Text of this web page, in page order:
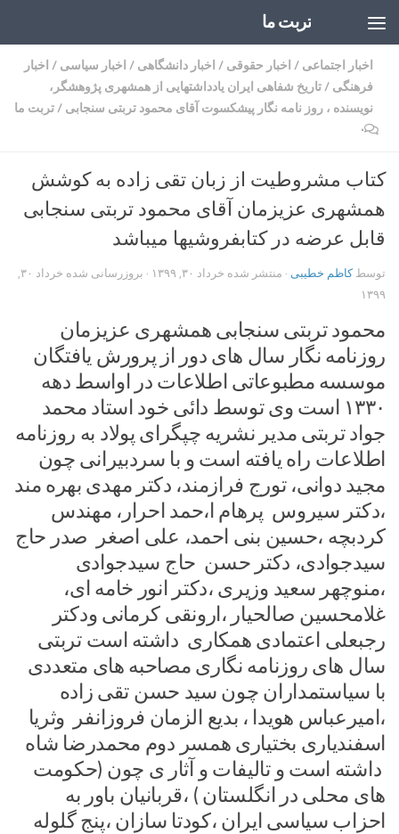
تربت ما
اخبار اجتماعی / اخبار حقوقی / اخبار دانشگاهی / اخبار سیاسی / اخبار
فرهنگی /تاریخ شفاهی ایران یادداشتهایی از همشهری پژوهشگر،
نویسنده ، روز نامه نگار پیشکسوت آقای محمود تربتی سنجابی /تربت ما
۰
کتاب مشروطیت از زبان تقی زاده به کوشش
همشهری عزیزمان آقای محمود تربتی سنجابی
قابل عرضه در کتابفروشیها میباشد
توسطکاظم خطیبی · منتشر شده خرداد ۳۰, ۱۳۹۹ · بروزرسانی شده
خرداد ۳۰,
۱۳۹۹
محمود تربتی سنجابی همشهری عزیزمان
روزنامه نگار سال های دور از پرورش یافتگان
موسسه مطبوعاتی اطلاعات در اواسط دهه
۱۳۳۰ است وی توسط دائی خود استاد محمد
جواد تربتی مدیر نشریه چپگرای پولاد به روزنامه
اطلاعات راه یافته است و با سردبیرانی چون
مجید دوانی، تورج فرازمند، دکتر مهدی بهره مند
،دکتر سیروس پرهام ا،حمد احرار، مهندس
کردبچه ،حسین بنی احمد، علی اصغر صدر حاج
سیدجوادی، دکتر حسن حاج سیدجوادی
،منوچهر سعید وزیری ،دکتر انور خامه ای،
غلامحسین صالحیار ،ارونقی کرمانی ودکتر
رجبعلی اعتمادی همکاری داشته است تربتی
سال های روزنامه نگاری مصاحبه های متعددی
با سیاستمداران چون سید حسن تقی زاده
،امیرعباس هویدا ، بدیع الزمان فروزانفر وثریا
اسفندیاری بختیاری همسر دوم محمدرضا شاه
داشته است و تالیفات و آثار ی چون (حکومت
های محلی در انگلستان ) ،قربانیان باور به
احزاب سیاسی ایران ،کودتا سازان ،پنج گلوله